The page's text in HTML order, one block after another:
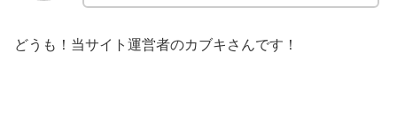
どうも！当サイト運営者のカブキさんです！